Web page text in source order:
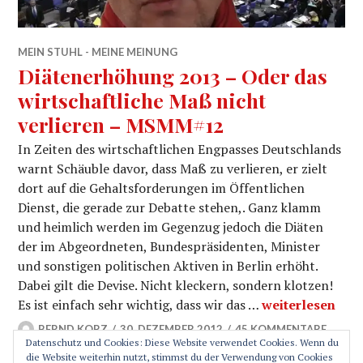
MEIN STUHL - MEINE MEINUNG
Diätenerhöhung 2013 – Oder das
wirtschaftliche Maß nicht
verlieren – MSMM#12
In Zeiten des wirtschaftlichen Engpasses Deutschlands
warnt Schäuble davor, dass Maß zu verlieren, er zielt
dort auf die Gehaltsforderungen im Öffentlichen
Dienst, die gerade zur Debatte stehen,. Ganz klamm
und heimlich werden im Gegenzug jedoch die Diäten
der im Abgeordneten, Bundespräsidenten, Minister
und sonstigen politischen Aktiven in Berlin erhöht.
Dabei gilt die Devise. Nicht kleckern, sondern klotzen!
Es ist einfach sehr wichtig, dass wir das …weiterlesen
BERND KORZ 30. DEZEMBER 2012 45 KOMMENTARE
Datenschutz und Cookies: Diese Website verwendet Cookies. Wenn du
die Website weiterhin nutzt, stimmst du der Verwendung von Cookies